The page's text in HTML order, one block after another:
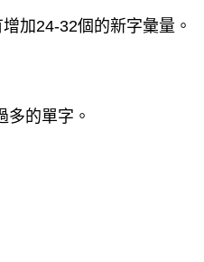
加24-32個的新字彙量。
的單字。